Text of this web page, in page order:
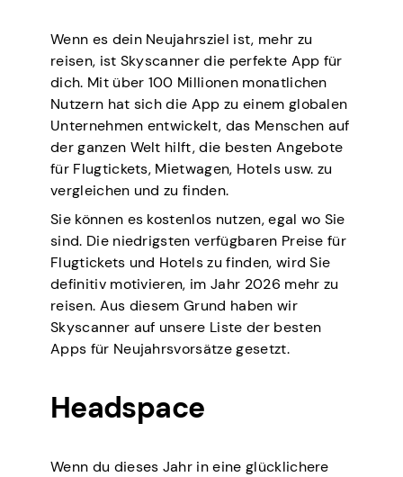
Wenn es dein Neujahrsziel ist, mehr zu
reisen, ist Skyscanner die perfekte App für
dich. Mit über 100 Millionen monatlichen
Nutzern hat sich die App zu einem globalen
Unternehmen entwickelt, das Menschen auf
der ganzen Welt hilft, die besten Angebote
für Flugtickets, Mietwagen, Hotels usw. zu
vergleichen und zu finden.
Sie können es kostenlos nutzen, egal wo Sie
sind. Die niedrigsten verfügbaren Preise für
Flugtickets und Hotels zu finden, wird Sie
definitiv motivieren, im Jahr 2026 mehr zu
reisen. Aus diesem Grund haben wir
Skyscanner auf unsere Liste der besten
Apps für Neujahrsvorsätze gesetzt.
Headspace
Wenn du dieses Jahr in eine glücklichere